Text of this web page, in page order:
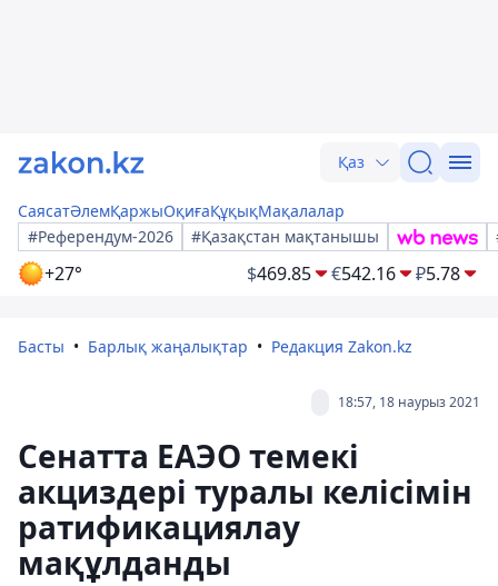
Қаз
СаясатӘлемҚаржыОқиғаҚұқықМақалалар
#Референдум-2026
#Қазақстан мақтанышы
+27° $469.85 €542.16 ₽5.78
Басты Барлық жаңалықтар Редакция Zakon.kz
18:57, 18 наурыз 2021
Сенатта ЕАЭО темекі
акциздері туралы келісімін
ратификациялау
мақұлданды